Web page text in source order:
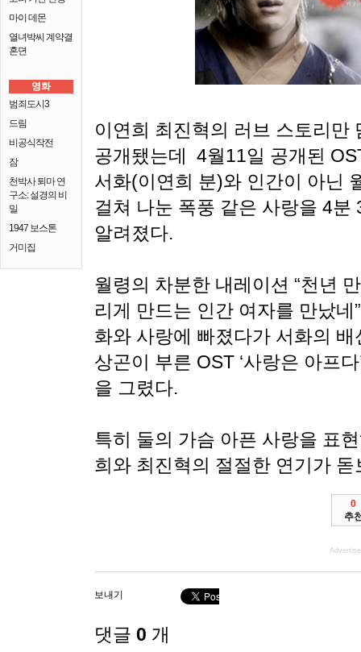
마이 데몬
열녀박씨 계약결
혼뎐
영화
범죄도시3
드림
비공식작전
잠
천박사 퇴마 연
구소: 설경의 비
밀
1947 보스톤
거미집
이연희 최진혁의 러브 스토리만
공개됐는데 4월11일 공개된
서화(이연희 분)와 인간이 아닌
걸쳐 나눈 폭풍 같은 사랑을 4
알려졌다.
월령의 차분한 내레이션 “천년
리게 만드는 인간 여자를 만났
화와 사랑에 빠졌다가 서화의
상곤이 부른 OST ‘사랑은 아프
을 그렸다.
특히 둘의 가슴 아픈 사랑을 표
희와 최진혁의 절절한 연기가 돋
0
추
보내기
댓글 0 개